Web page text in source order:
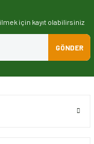
için kayıt olabilirsiniz
GÖNDER